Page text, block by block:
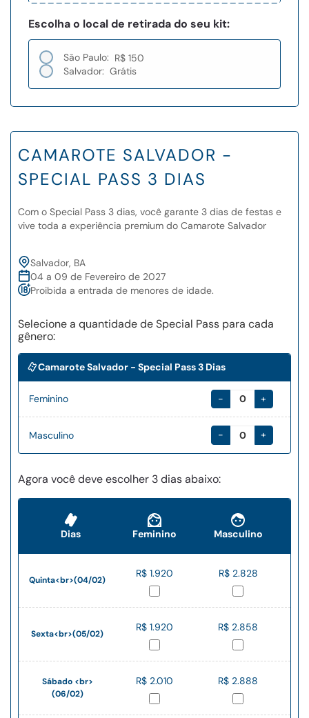
Escolha o local de retirada do seu kit:
São Paulo: R$ 150
Salvador: Grátis
CAMAROTE SALVADOR -
SPECIAL PASS 3 DIAS
Com o Special Pass 3 dias, você garante 3 dias de festas e
vive toda a experiência premium do Camarote Salvador
Salvador, BA
04 a 09 de Fevereiro de 2027
Proibida a entrada de menores de idade.
Selecione a quantidade de Special Pass para cada
gênero:
Camarote Salvador - Special Pass 3 Dias
Feminino - +
Masculino - +
Agora você deve escolher 3 dias abaixo:
Dias Feminino Masculino
Quinta<br>(04/02)
R$ 1.920 R$ 2.828
Sexta<br>(05/02)
R$ 1.920 R$ 2.858
Sábado <br>
(06/02)
R$ 2.010 R$ 2.888